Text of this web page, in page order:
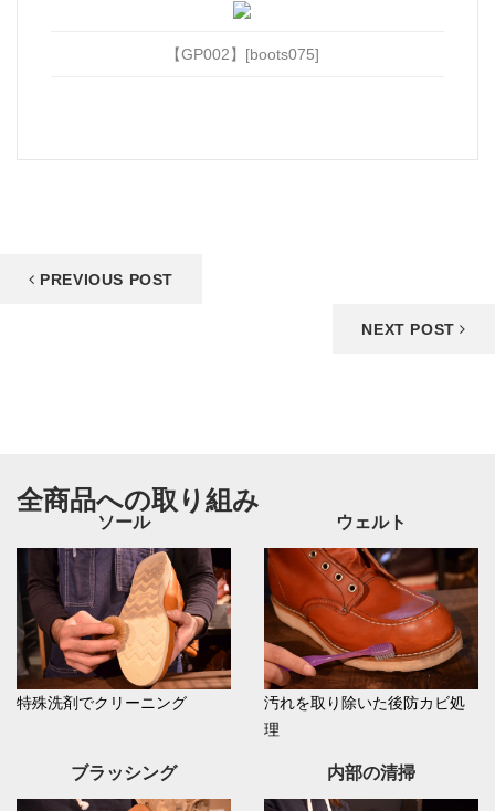
【GP002】[boots075]
PREVIOUS POST
NEXT POST
全商品への取り組み
ソール
特殊洗剤でクリーニング
ウェルト
汚れを取り除いた後防カビ処
理
ブラッシング 内部の清掃